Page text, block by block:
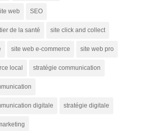
web SEO
de la santé site click and collect
site web e-commerce site web pro
local stratégie communication
digitale stratégie digitale